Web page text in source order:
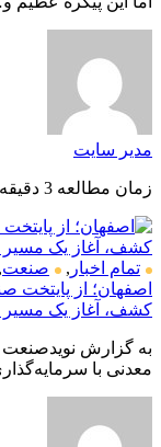
مدیر سایت
زمان مطالعه 3 دقیقه
تمام اخبار , صنعت,
اصفهان؛ از
کشف، آغاز یک مسیر
معدنی با سرمایه‌گذاری